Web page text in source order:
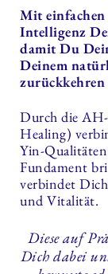
Mit
Intelligenz
damit Du
Deinem
Durch die AH-
Healing)
Yin-Qualitäten
Fundament
verbindet
und Vitalität.
Diese auf
Dich dabei